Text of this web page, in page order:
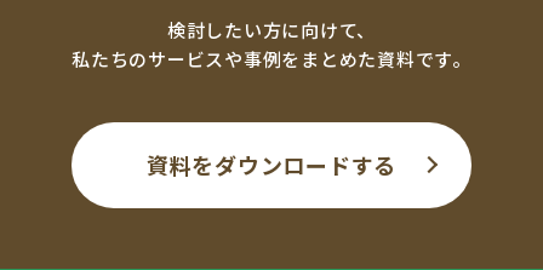
検討したい方に向けて、
私たちのサービスや事例をまとめた資料です。
資料をダウンロードする